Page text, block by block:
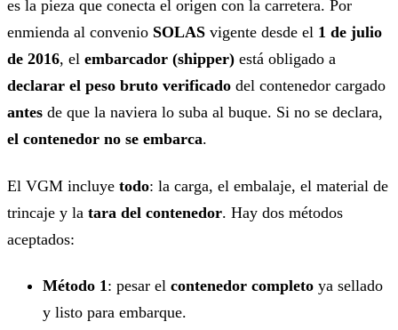
es la pieza que conecta el origen con la carretera. Por
enmienda al convenio SOLAS vigente desde el 1 de julio
de 2016, el embarcador (shipper) está obligado a
declarar el peso bruto verificado del contenedor cargado
antes de que la naviera lo suba al buque. Si no se declara,
el contenedor no se embarca.
El VGM incluye todo: la carga, el embalaje, el material de
trincaje y la tara del contenedor. Hay dos métodos
aceptados:
Método 1: pesar el contenedor completo ya sellado
y listo para embarque.